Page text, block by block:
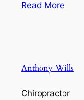
Read More
Anthony Wills
Chiropractor